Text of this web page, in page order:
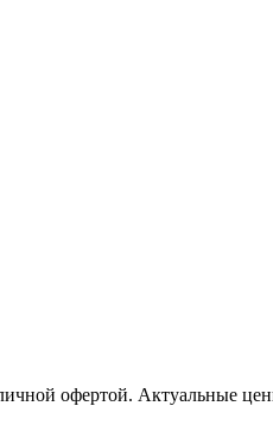
офертой. Актуальные